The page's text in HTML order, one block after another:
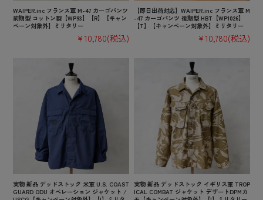
WAIPER.inc フランス軍 M-47 カーゴパンツ
前期型 コットン製【WP93】【R】【キャン
ペーン対象外】ミリタリー
¥10,780(税込)
【即日出荷対応】WAIPER.inc フランス軍 M
-47 カーゴパンツ 後期型 HBT【WP1026】
【T】【キャンペーン対象外】ミリタリー
¥10,780(税込)
実物 新品 デッドストック 米軍 U.S. COAST
GUARD ODU オペレーション ジャケット /
実物 新品 デッドストック イギリス軍 TROP
ICAL COMBAT ジャケット デザートDPMカ